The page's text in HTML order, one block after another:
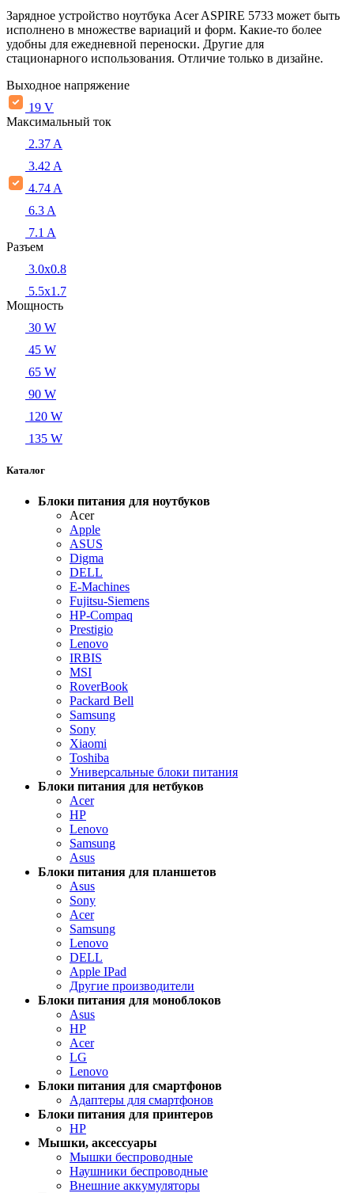
Зарядное устройство ноутбука Acer ASPIRE 5733 может быть
исполнено в множестве вариаций и форм. Какие-то более
удобны для ежедневной переноски. Другие для
стационарного использования. Отличие только в дизайне.
Выходное напряжение
19 V
Максимальный ток
2.37 A
3.42 A
4.74 A
6.3 A
7.1 A
Разъем
3.0x0.8
5.5х1.7
Мощность
30 W
45 W
65 W
90 W
120 W
135 W
Каталог
Блоки питания для ноутбуков
Acer
Apple
ASUS
Digma
DELL
E-Machines
Fujitsu-Siemens
HP-Compaq
Prestigio
Lenovo
IRBIS
MSI
RoverBook
Packard Bell
Samsung
Sony
Xiaomi
Toshiba
Универсальные блоки питания
Блоки питания для нетбуков
Acer
HP
Lenovo
Samsung
Asus
Блоки питания для планшетов
Asus
Sony
Acer
Samsung
Lenovo
DELL
Apple IPad
Другие производители
Блоки питания для моноблоков
Asus
HP
Acer
LG
Lenovo
Блоки питания для смартфонов
Адаптеры для смартфонов
Блоки питания для принтеров
HP
Мышки, аксессуары
Мышки беспроводные
Наушники беспроводные
Внешние аккумуляторы